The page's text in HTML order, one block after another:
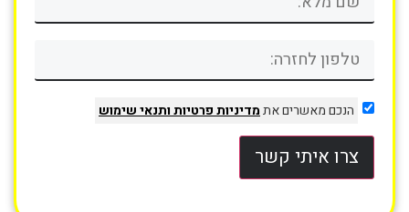
הנכם מאשרים אתמדיניות פרטיותותנאי שימוש
צרו איתי קשר